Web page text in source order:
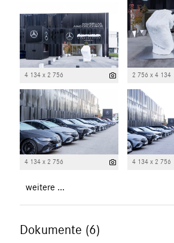
4 134 x 2 756 2 756 x 4 134
4 134 x 2 756 4 134 x 2 756
weitere ...
Dokumente (6)